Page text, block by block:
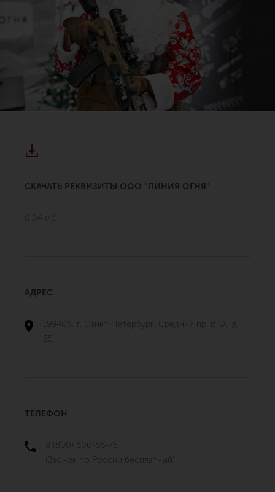
СКАЧАТЬ РЕКВИЗИТЫ ООО "ЛИНИЯ ОГНЯ"
0.04 мб
АДРЕС
199406, г. Санкт-Петербург, Средний пр. В.О., д.
ТЕЛЕФОН
8 (800) 600-55-78
(Звонок по России бесплатный)